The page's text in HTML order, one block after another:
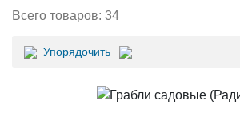
Всего товаров: 34
Упорядочить